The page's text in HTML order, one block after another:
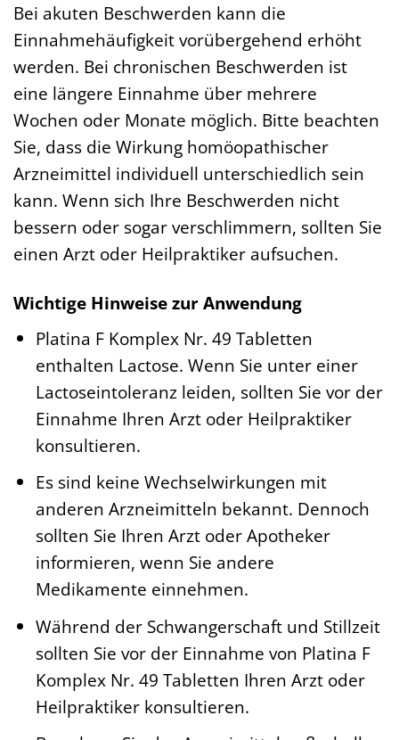
Bei akuten Beschwerden kann die
Einnahmehäufigkeit vorübergehend erhöht
werden. Bei chronischen Beschwerden ist
eine längere Einnahme über mehrere
Wochen oder Monate möglich. Bitte beachten
Sie, dass die Wirkung homöopathischer
Arzneimittel individuell unterschiedlich sein
kann. Wenn sich Ihre Beschwerden nicht
bessern oder sogar verschlimmern, sollten Sie
einen Arzt oder Heilpraktiker aufsuchen.
Wichtige Hinweise zur Anwendung
Platina F Komplex Nr. 49 Tabletten
enthalten Lactose. Wenn Sie unter einer
Lactoseintoleranz leiden, sollten Sie vor der
Einnahme Ihren Arzt oder Heilpraktiker
konsultieren.
Es sind keine Wechselwirkungen mit
anderen Arzneimitteln bekannt. Dennoch
sollten Sie Ihren Arzt oder Apotheker
informieren, wenn Sie andere
Medikamente einnehmen.
Während der Schwangerschaft und Stillzeit
sollten Sie vor der Einnahme von Platina F
Komplex Nr. 49 Tabletten Ihren Arzt oder
Heilpraktiker konsultieren.